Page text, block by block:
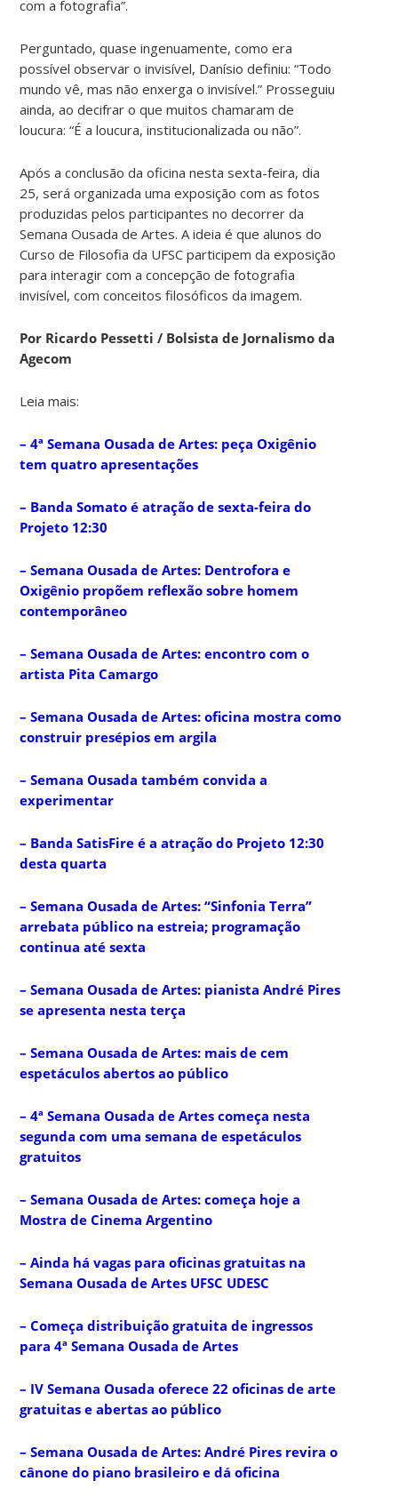
com a fotografia”.
Perguntado, quase ingenuamente, como era
possível observar o invisível, Danísio definiu: “Todo
mundo vê, mas não enxerga o invisível.” Prosseguiu
ainda, ao decifrar o que muitos chamaram de
loucura: “É a loucura, institucionalizada ou não”.
Após a conclusão da oficina nesta sexta-feira, dia
25, será organizada uma exposição com as fotos
produzidas pelos participantes no decorrer da
Semana Ousada de Artes. A ideia é que alunos do
Curso de Filosofia da UFSC participem da exposição
para interagir com a concepção de fotografia
invisível, com conceitos filosóficos da imagem.
Por Ricardo Pessetti / Bolsista de Jornalismo da
Agecom
Leia mais:
– 4ª Semana Ousada de Artes: peça Oxigênio
tem quatro apresentações
– Banda Somato é atração de sexta-feira do
Projeto 12:30
– Semana Ousada de Artes: Dentrofora e
Oxigênio propõem reflexão sobre homem
contemporâneo
–Semana Ousada de Artes: encontro com o
artista Pita Camargo
– Semana Ousada de Artes: oficina mostra como
construir presépios em argila
– Semana Ousada também convida a
experimentar
– Banda SatisFire é a atração do Projeto 12:30
desta quarta
– Semana Ousada de Artes: “Sinfonia Terra”
arrebata público na estreia; programação
continua até sexta
– Semana Ousada de Artes: pianista André Pires
se apresenta nesta terça
– Semana Ousada de Artes: mais de cem
espetáculos abertos ao público
– 4ª Semana Ousada de Artes começa nesta
segunda com uma semana de espetáculos
gratuitos
– Semana Ousada de Artes: começa hoje a
Mostra de Cinema Argentino
– Ainda há vagas para oficinas gratuitas na
Semana Ousada de Artes UFSC UDESC
– Começa distribuição gratuita de ingressos
para 4ª Semana Ousada de Artes
– IV Semana Ousada oferece 22 oficinas de arte
gratuitas e abertas ao público
– Semana Ousada de Artes: André Pires revira o
cânone do piano brasileiro e dá oficina